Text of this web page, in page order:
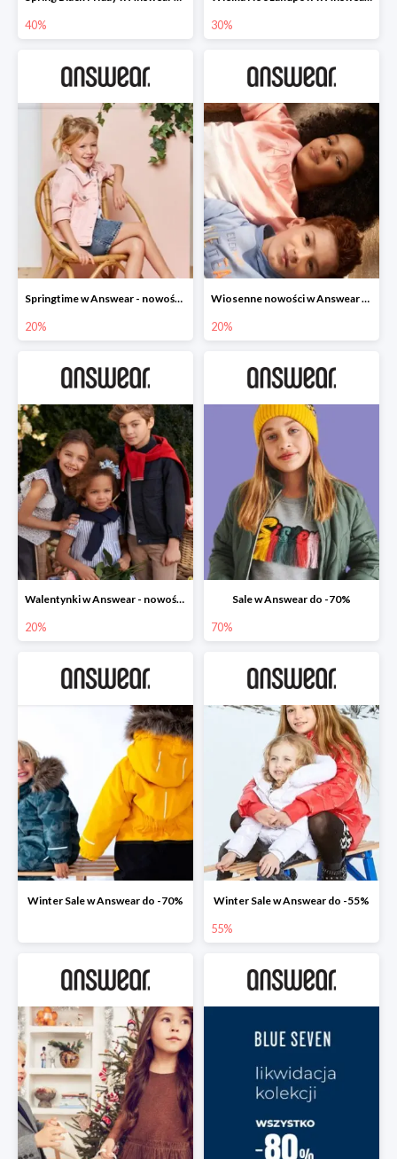
40% 30%
Springtime w Answear - nowości do -20%
20%
Wiosenne nowości w Answear do -20%
20%
Walentynki w Answear - nowości do -20%
20%
Sale w Answear do -70%
70%
Winter Sale w Answear do -70% Winter Sale w Answear do -55%
55%